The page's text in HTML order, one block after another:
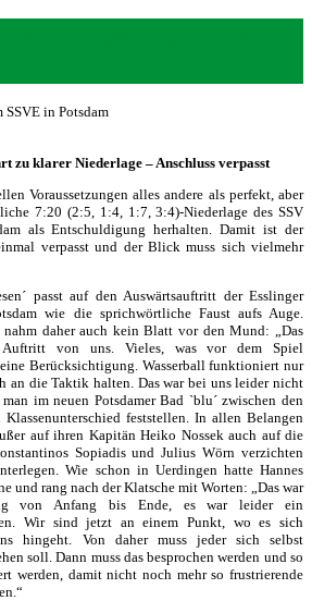
zu klarer Niederlage – Anschluss verpasst
Voraussetzungen alles andere als perfekt, aber
7:20 (2:5, 1:4, 1:7, 3:4)-Niederlage des SSV
als Entschuldigung herhalten. Damit ist der
verpasst und der Blick muss sich vielmehr
passt auf den Auswärtsauftritt der Esslinger
wie die sprichwörtliche Faust aufs Auge.
nahm daher auch kein Blatt vor den Mund: „Das
von uns. Vieles, was vor dem Spiel
Berücksichtigung. Wasserball funktioniert nur
an die Taktik halten. Das war bei uns leider nicht
im neuen Potsdamer Bad `blu´ zwischen den
feststellen. In allen Belangen
auf ihren Kapitän Heiko Nossek auch auf die
Sopiadis und Julius Wörn verzichten
Wie schon in Uerdingen hatte Hannes
und rang nach der Klatsche mit Worten: „Das war
von Anfang bis Ende, es war leider ein
Wir sind jetzt an einem Punkt, wo es sich
hingeht. Von daher muss jeder sich selbst
soll. Dann muss das besprochen werden und so
werden, damit nicht noch mehr so frustrierende